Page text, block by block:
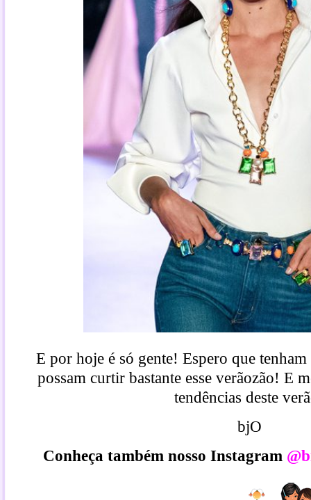
E por hoje é só gente! Espero que
possam curtir bastante esse verãozão! E
tendências deste
bjO
Conheça também nosso Instagram